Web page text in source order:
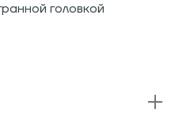
головкой